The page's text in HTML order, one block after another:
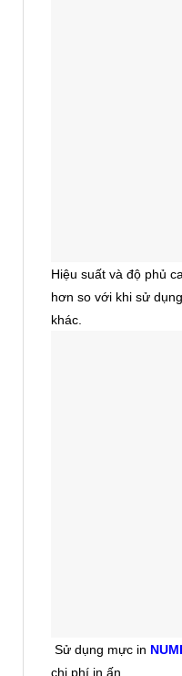
Hiệu suất và độ phủ
hơn so với khi sử
khác.
Sử dụng mực in
chi phí in ấn.